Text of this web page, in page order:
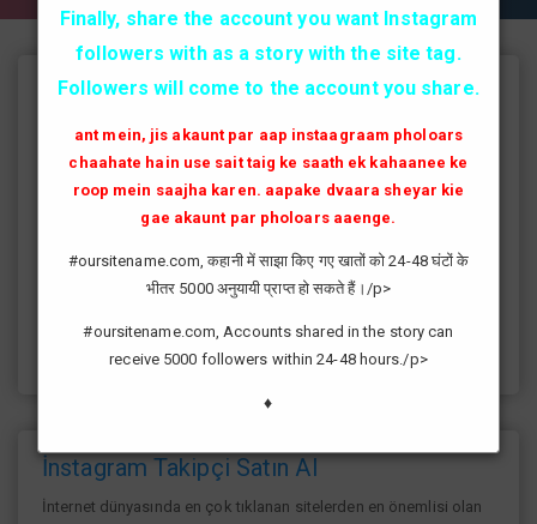
Instagram Takipçi Hilesi
instagram'da artık yüksek takipçi kasmak eskisi kadar zor değil
günümüzde bir çok kullanıcının yüksek takipçiye ulaşması ve
fenomen yolunda ilerlemesi daha da kolaylaşmıştır.instagram
fenomeni ne gibi fayda sağlar?öncelikle bir çok kişi meslek
sağlamaktadır.Sizlerde yüksek sayıda takipçiye ulaşmak
istiyorsanız sitemize giriş yaparak sizlere verilen ücretsiz
kredilerden her gün yararlanıp sayfanızı yüksek seviyelere
ulaştırabilirsiniz.
İnstagram Takipçi Satın Al
İnternet dünyasında en çok tıklanan sitelerden en önemlisi olan
Finally, share the account you want Instagram
followers with as a story with the site tag.
Followers will come to the account you share.
ant mein, jis akaunt par aap instaagraam pholoars
chaahate hain use sait taig ke saath ek kahaanee ke
roop mein saajha karen. aapake dvaara sheyar kie
gae akaunt par pholoars aaenge.
#oursitename.com, कहानी में साझा किए गए खातों को 24-48 घंटों के
भीतर 5000 अनुयायी प्राप्त हो सकते हैं।/p>
#oursitename.com, Accounts shared in the story can
receive 5000 followers within 24-48 hours./p>
♦